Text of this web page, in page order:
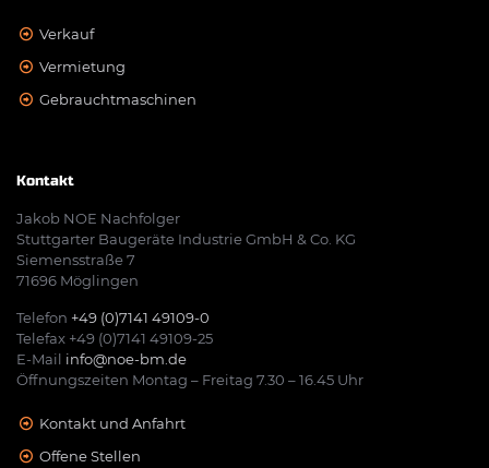
Verkauf
Vermietung
Gebrauchtmaschinen
Kontakt
Jakob NOE Nachfolger
Stuttgarter Baugeräte Industrie GmbH & Co. KG
Siemensstraße 7
71696 Möglingen
Telefon +49 (0)7141 49109-0
Telefax +49 (0)7141 49109-25
E-Mail info@noe-bm.de
Öffnungszeiten Montag – Freitag 7.30 – 16.45 Uhr
Kontakt und Anfahrt
Offene Stellen